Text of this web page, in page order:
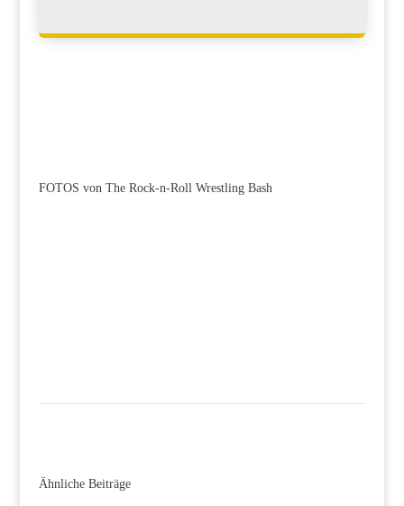
FOTOS von The Rock-n-Roll Wrestling Bash
Ähnliche Beiträge